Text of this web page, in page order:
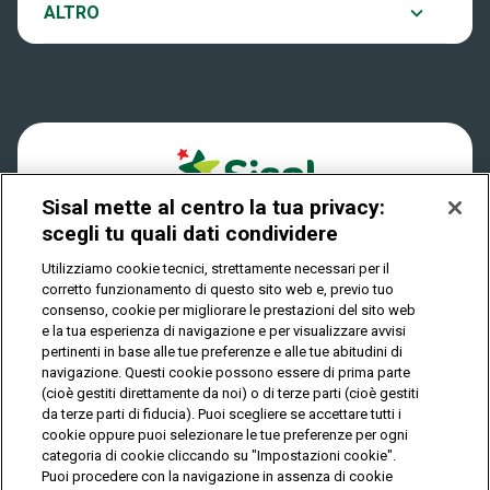
Play Your Date
Dove si gioca
Quanto si vince
Come riscuotere
ALTRO
Notifiche
Privacy
IL GIOCO È VIETATO AI MINORI E PUÒ CAUSARE
DIPENDENZA PATOLOGICA
© Copyright Sisal Italia S.p.A. - P.I. 02433760135
Privacy Cookies
Mappa
del
sito
Sisal mette al centro la tua privacy:
scegli tu quali dati condividere
Utilizziamo cookie tecnici, strettamente necessari per il
corretto funzionamento di questo sito web e, previo tuo
consenso, cookie per migliorare le prestazioni del sito web
e la tua esperienza di navigazione e per visualizzare avvisi
pertinenti in base alle tue preferenze e alle tue abitudini di
navigazione. Questi cookie possono essere di prima parte
(cioè gestiti direttamente da noi) o di terze parti (cioè gestiti
da terze parti di fiducia). Puoi scegliere se accettare tutti i
cookie oppure puoi selezionare le tue preferenze per ogni
categoria di cookie cliccando su "Impostazioni cookie".
Puoi procedere con la navigazione in assenza di cookie